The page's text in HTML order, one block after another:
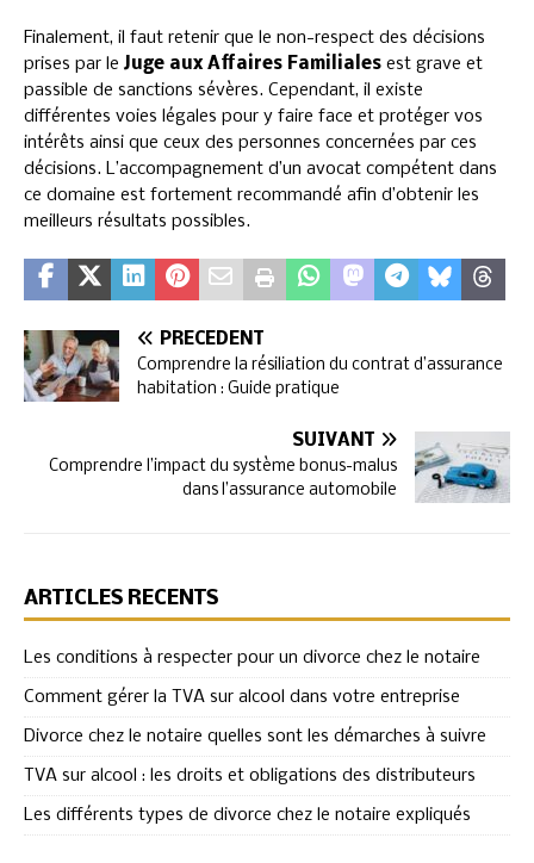
Finalement, il faut retenir que le non-respect des décisions
prises par le Juge aux Affaires Familiales est grave et
passible de sanctions sévères. Cependant, il existe
différentes voies légales pour y faire face et protéger vos
intérêts ainsi que ceux des personnes concernées par ces
décisions. L’accompagnement d’un avocat compétent dans
ce domaine est fortement recommandé afin d’obtenir les
meilleurs résultats possibles.
PRÉCÉDENT
Comprendre la résiliation du contrat d’assurance
habitation : Guide pratique
SUIVANT
Comprendre l’impact du système bonus-malus
dans l’assurance automobile
ARTICLES RÉCENTS
Les conditions à respecter pour un divorce chez le notaire
Comment gérer la TVA sur alcool dans votre entreprise
Divorce chez le notaire quelles sont les démarches à suivre
TVA sur alcool : les droits et obligations des distributeurs
Les différents types de divorce chez le notaire expliqués